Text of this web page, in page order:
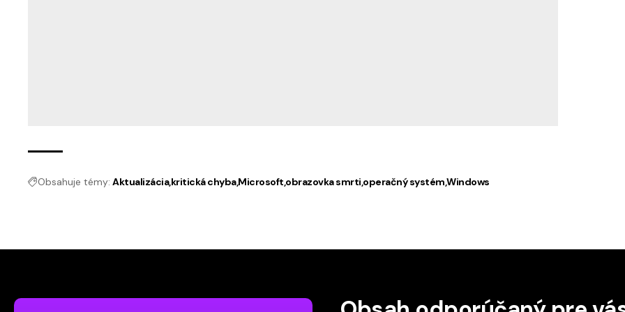
Obsahuje témy: Aktualizácia kritická chybaMicrosoft obrazovka smrti operačný systémWindows